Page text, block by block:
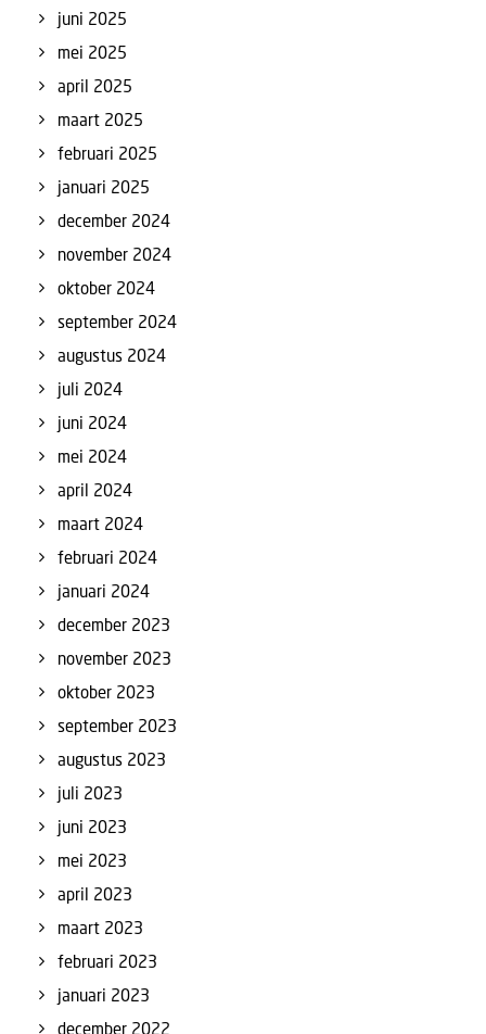
juni 2025
mei 2025
april 2025
maart 2025
februari 2025
januari 2025
december 2024
november 2024
oktober 2024
september 2024
augustus 2024
juli 2024
juni 2024
mei 2024
april 2024
maart 2024
februari 2024
januari 2024
december 2023
november 2023
oktober 2023
september 2023
augustus 2023
juli 2023
juni 2023
mei 2023
april 2023
maart 2023
februari 2023
januari 2023
december 2022